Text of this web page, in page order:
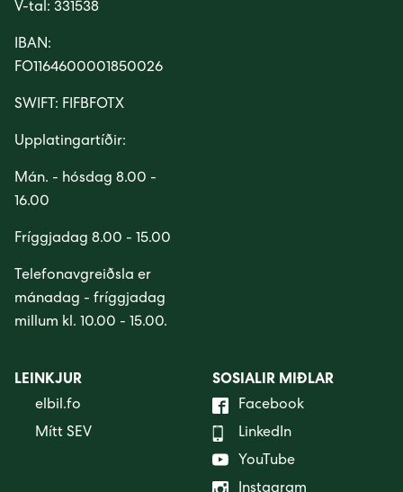
V-tal: 331538
IBAN:
FO1164600001850026
SWIFT: FIFBFOTX
Upplatingartíðir:
Mán. - hósdag 8.00 -
16.00
Fríggjadag 8.00 - 15.00
Telefonavgreiðsla er
mánadag - fríggjadag
millum kl. 10.00 - 15.00.
LEINKJUR
elbil.fo
Mítt SEV
SOSIALIR MIÐLAR
Facebook
LinkedIn
YouTube